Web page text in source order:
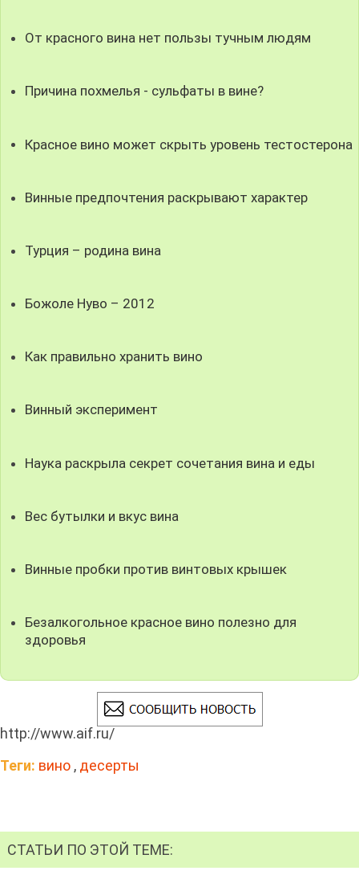
От красного вина нет пользы тучным людям
Причина похмелья - сульфаты в вине?
Красное вино может скрыть уровень тестостерона
Винные предпочтения раскрывают характер
Турция – родина вина
Божоле Нуво – 2012
Как правильно хранить вино
Винный эксперимент
Наука раскрыла секрет сочетания вина и еды
Вес бутылки и вкус вина
Винные пробки против винтовых крышек
Безалкогольное красное вино полезно для
здоровья
http://www.aif.ru/
Теги: вино , десерты
СТАТЬИ ПО ЭТОЙ ТЕМЕ: